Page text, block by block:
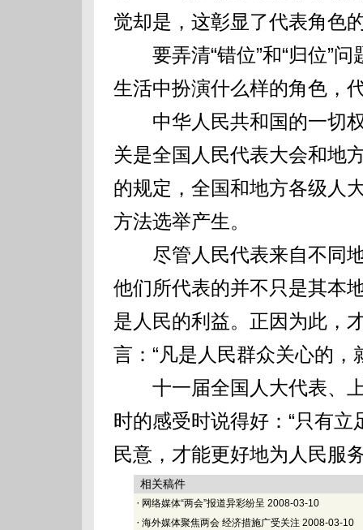
觉却是，这彰显了代表角色
要弄清“错位”和“归位”问
生活中扮演什么样的角色，
中华人民共和国的一切权
关是全国人民代表大会和地
的规定，全国和地方各级人
方法选举产生。
尽管人民代表来自不同地
他们所代表的并不只是其本
是人民的利益。正因为此，
言：“凡是人民群众关心的，
十一届全国人大代表、上
时的感受时说得好：“只有
民意，才能更好地为人民服
相关稿件
· 网络媒体“两会”报道异彩纷呈 2008-03-10
· 海外媒体聚焦两会 经济措施广受关注 2008-03-10